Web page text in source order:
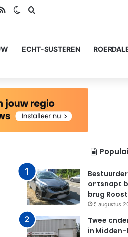
RSS Switch skin
ECHT-SUSTEREN
ontsnapt
brug
5 augustus
Twee
in Midden-